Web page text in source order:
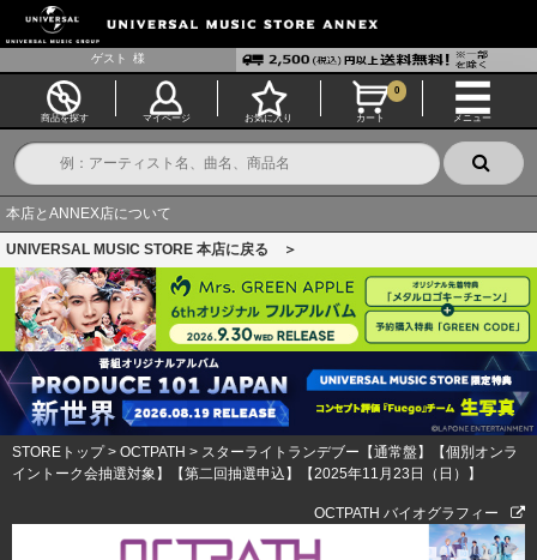
ゲスト 様
商品を探す マイページ お気に入り カート
0
メニュー
本店とANNEX店について
UNIVERSAL MUSIC STORE 本店に戻る ＞
STOREトップ> OCTPATH > スターライトランデブー【通常盤】【個別オンラ
イントーク会抽選対象】【第二回抽選申込】【2025年11月23日（日）】
OCTPATH バイオグラフィー